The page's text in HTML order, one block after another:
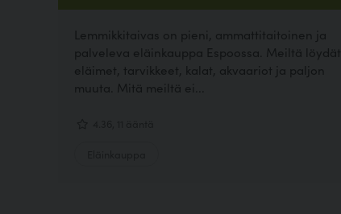
Lemmikkitaivas on pieni, ammattitaitoinen ja
palveleva eläinkauppa Espoossa. Meiltä löydät
eläimet, tarvikkeet, kalat, akvaariot ja paljon
muuta. Mitä meiltä ei...